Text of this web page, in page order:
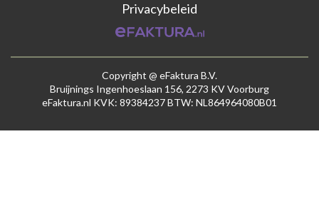
Privacybeleid
Copyright @ eFaktura B.V.
Bruijnings Ingenhoeslaan 156, 2273 KV Voorburg
eFaktura.nl KVK: 89384237 BTW: NL864964080B01